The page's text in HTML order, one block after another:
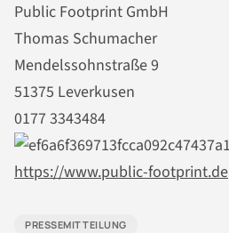
Public Footprint GmbH
Thomas Schumacher
Mendelssohnstraße 9
51375 Leverkusen
0177 3343484
https://www.public-footprint.de
PRESSEMITTEILUNG